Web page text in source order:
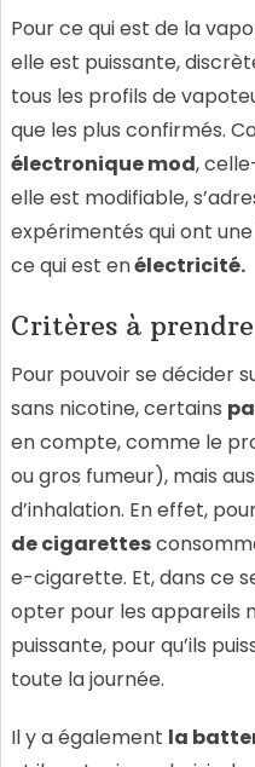
Pour ce qui est de la
elle est puissante,
tous les profils de
que les plus confirmés.
électronique mod,
elle est modifiable,
expérimentés qui ont
ce qui est enélectricité.
Critères à
Pour pouvoir se décider
sans nicotine, certains p
en compte, comme le
ou gros fumeur), mais
d’inhalation. En effet,
de cigarettes
e-cigarette. Et, dans ce
opter pour les appareils
puissante, pour qu’ils
toute la journée.
Il y a également la